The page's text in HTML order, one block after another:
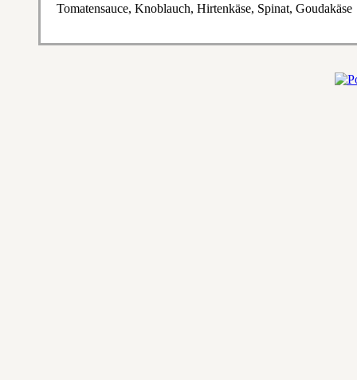
Tomatensauce, Knoblauch, Hirtenkäse, Spinat, Goudakäse